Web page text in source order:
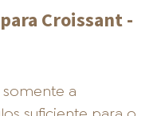
Croissant -
a